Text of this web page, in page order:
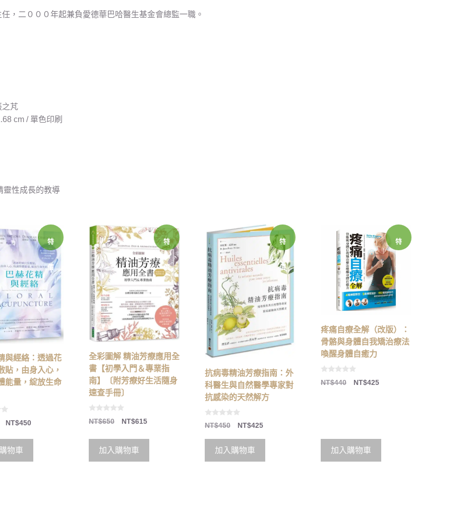
，二０００年起兼負愛德華巴哈醫生基金會總監一職。
之芃
cm / 單色印刷
靈性成長的教導
特
價
與經絡：透過花
貼，由身入心，
能量，綻放生命
NT$450
物車
特
價
全彩圖解 精油芳療應用全
書【初學入門＆專業指
南】〔附芳療好生活隨身
速查手冊〕
0
o
NT$650 NT$615
加入購物車
特
價
抗病毒精油芳療指南：外
科醫生與自然醫學專家對
抗感染的天然解方
0
o
5
NT$450 NT$425
加入購物車
特
價
疼痛自療全解（改版）：
骨骼與身體自我矯治療法
喚醒身體自癒力
0
o
NT$440 NT$425
加入購物車